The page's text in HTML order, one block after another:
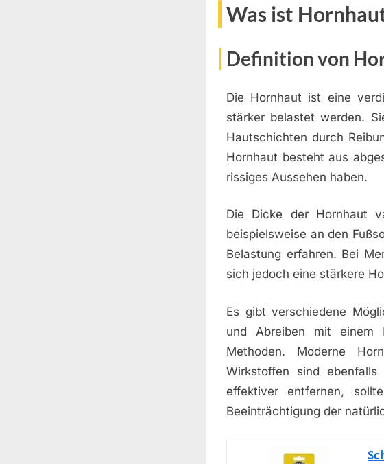
Was ist
Definition von
Die Hornhaut ist eine
stärker belastet werden.
Hautschichten durch
Hornhaut besteht aus
rissiges Aussehen haben.
Die Dicke der Hornhaut
beispielsweise an den
Belastung erfahren. Bei
sich jedoch eine stärkere
Es gibt verschiedene
und Abreiben mit einem
Methoden. Moderne
Wirkstoffen sind
effektiver entfernen,
Beeinträchtigung der